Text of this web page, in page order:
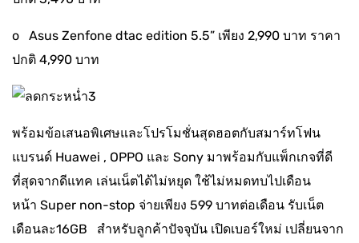
o Asus Zenfone dtac edition 5.5” เพียง 2,990 บาท ราคา
ปกติ 4,990 บาท
พร้อมข้อเสนอพิเศษและโปรโมชั่นสุดฮอตกับสมาร์ทโฟน
แบรนด์ Huawei , OPPO และ Sony มาพร้อมกับแพ็กเกจที่ดี
ที่สุดจากดีแทค เล่นเน็ตได้ไม่หยุด ใช้ไม่หมดทบไปเดือน
หน้า Super non-stop จ่ายเพียง 599 บาทต่อเดือน รับเน็ต
เดือนละ16GB สำหรับลูกค้าปัจจุบัน เปิดเบอร์ใหม่ เปลี่ยนจาก